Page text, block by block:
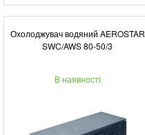
Охолоджувач водяний AEROSTAR
SWC/AWS 80-50/3
В наявності